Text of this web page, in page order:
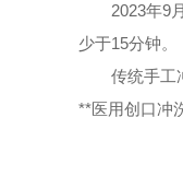
2023年9
少于15分钟。
传统手工
**医用创口冲